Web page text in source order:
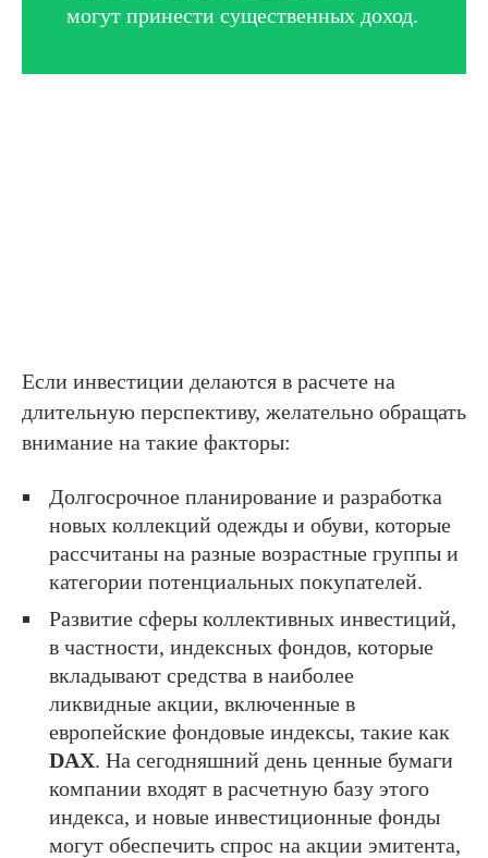
могут принести существенных доход.
Если инвестиции делаются в расчете на
длительную перспективу, желательно обращать
внимание на такие факторы:
Долгосрочное планирование и разработка
новых коллекций одежды и обуви, которые
рассчитаны на разные возрастные группы и
категории потенциальных покупателей.
Развитие сферы коллективных инвестиций,
в частности, индексных фондов, которые
вкладывают средства в наиболее
ликвидные акции, включенные в
европейские фондовые индексы, такие как
DAX. На сегодняшний день ценные бумаги
компании входят в расчетную базу этого
индекса, и новые инвестиционные фонды
могут обеспечить спрос на акции эмитента,